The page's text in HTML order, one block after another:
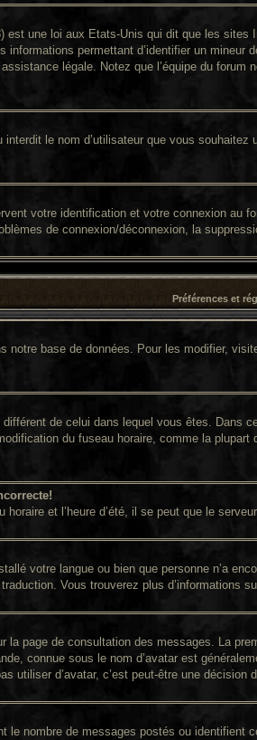
est une loi aux Etats-Unis qui dit que les sites
informations permettant d’identifier un
légale. Notez que l’équipe du
le nom d’utilisateur que vous
votre identification et votre connexion
de connexion/déconnexion, la
Préférences et
notre base de données. Pour les modifier,
différent de celui dans lequel vous êtes.
du fuseau horaire, comme la
et l’heure d’été, il se peut que le
votre langue ou bien que personne n’a
Vous trouverez plus d’informations
la page de consultation des messages. La
connue sous le nom d’avatar est
utiliser d’avatar, c’est peut-être une
le nombre de messages postés ou